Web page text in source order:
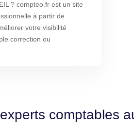
? compteo.fr est un site
à partir de
votre visibilité
correction ou
comptables